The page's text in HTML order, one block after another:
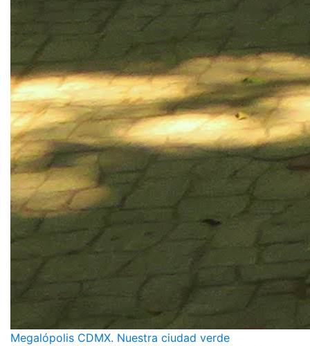
Megalópolis CDMX. Nuestra ciudad verde